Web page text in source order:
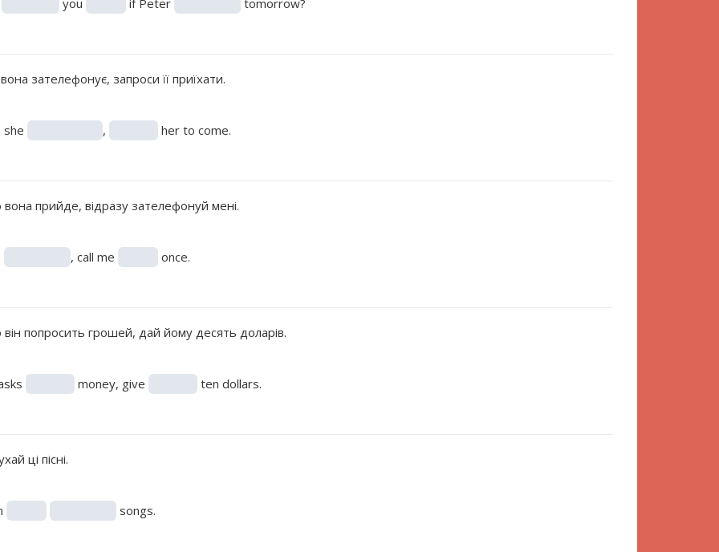
зателефонує, запроси її приїхати.
she , her to come.
прийде, відразу зателефонуй мені.
, call me once.
попросить грошей, дай йому десять доларів.
money, give ten dollars.
ці пісні.
songs.